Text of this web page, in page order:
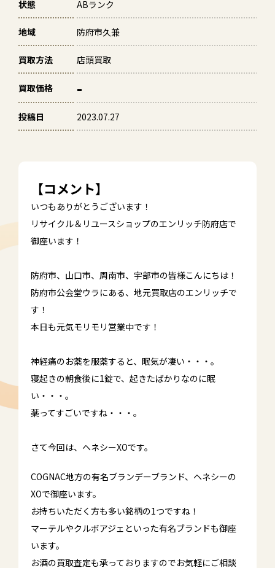
状態 ABランク
地域 防府市久兼
買取方法 店頭買取
買取価格 -
投稿日 2023.07.27
【コメント】
いつもありがとうございます！
リサイクル＆リユースショップのエンリッチ防府店で
御座います！
防府市、山口市、周南市、宇部市の皆様こんにちは！
防府市公会堂ウラにある、地元買取店のエンリッチで
す！
本日も元気モリモリ営業中です！
神経痛のお薬を服薬すると、眠気が凄い・・・。
寝起きの朝食後に1錠で、起きたばかりなのに眠
い・・・。
薬ってすごいですね・・・。
さて今回は、ヘネシーXOです。
COGNAC地方の有名ブランデーブランド、ヘネシーの
XOで御座います。
お持ちいただく方も多い銘柄の1つですね！
マーテルやクルボアジェといった有名ブランドも御座
います。
お酒の買取査定も承っておりますのでお気軽にご相談